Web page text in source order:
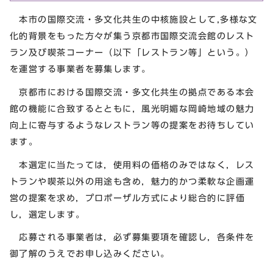
本市の国際交流・多文化共生の中核施設として,多様な文
化的背景をもった方々が集う京都市国際交流会館のレスト
ラン及び喫茶コーナー（以下「レストラン等」という。）
を運営する事業者を募集します。
京都市における国際交流・多文化共生の拠点である本会
館の機能に合致するとともに，風光明媚な岡崎地域の魅力
向上に寄与するようなレストラン等の提案をお待ちしてい
ます。
本選定に当たっては，使用料の価格のみではなく，レス
トランや喫茶以外の用途も含め，魅力的かつ柔軟な企画運
営の提案を求め，プロポーザル方式により総合的に評価
し，選定します。
応募される事業者は，必ず募集要項を確認し，各条件を
御了解のうえでお申し込みください。